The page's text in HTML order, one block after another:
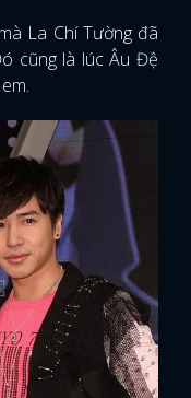
La Chí Tường đã
cũng là lúc Âu Đệ